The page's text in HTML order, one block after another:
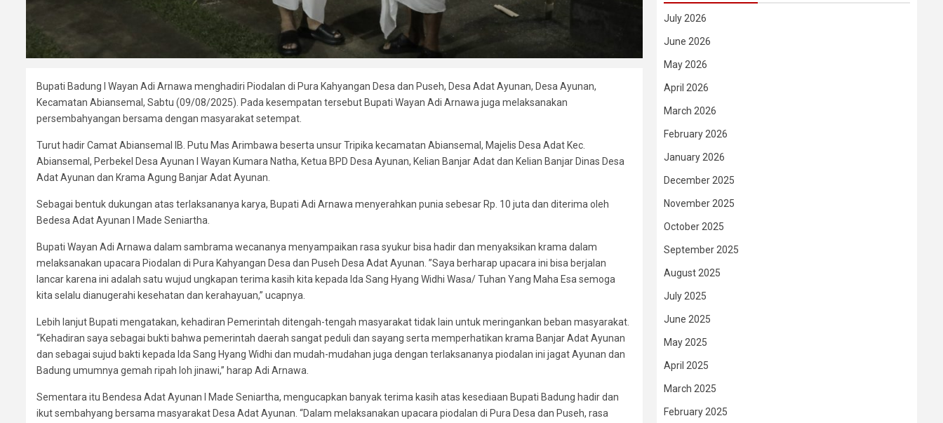
Bupati Badung I Wayan Adi Arnawa menghadiri Piodalan di Pura Kahyangan Desa dan Puseh, Desa Adat Ayunan, Desa Ayunan,
Kecamatan Abiansemal, Sabtu (09/08/2025). Pada kesempatan tersebut Bupati Wayan Adi Arnawa juga melaksanakan
persembahyangan bersama dengan masyarakat setempat.
Turut hadir Camat Abiansemal IB. Putu Mas Arimbawa beserta unsur Tripika kecamatan Abiansemal, Majelis Desa Adat Kec.
Abiansemal, Perbekel Desa Ayunan I Wayan Kumara Natha, Ketua BPD Desa Ayunan, Kelian Banjar Adat dan Kelian Banjar Dinas Desa
Adat Ayunan dan Krama Agung Banjar Adat Ayunan.
Sebagai bentuk dukungan atas terlaksananya karya, Bupati Adi Arnawa menyerahkan punia sebesar Rp. 10 juta dan diterima oleh
Bedesa Adat Ayunan I Made Seniartha.
Bupati Wayan Adi Arnawa dalam sambrama wecananya menyampaikan rasa syukur bisa hadir dan menyaksikan krama dalam
melaksanakan upacara Piodalan di Pura Kahyangan Desa dan Puseh Desa Adat Ayunan. ”Saya berharap upacara ini bisa berjalan
lancar karena ini adalah satu wujud ungkapan terima kasih kita kepada Ida Sang Hyang Widhi Wasa/ Tuhan Yang Maha Esa semoga
kita selalu dianugerahi kesehatan dan kerahayuan,” ucapnya.
Lebih lanjut Bupati mengatakan, kehadiran Pemerintah ditengah-tengah masyarakat tidak lain untuk meringankan beban masyarakat.
“Kehadiran saya sebagai bukti bahwa pemerintah daerah sangat peduli dan sayang serta memperhatikan krama Banjar Adat Ayunan
dan sebagai sujud bakti kepada Ida Sang Hyang Widhi dan mudah-mudahan juga dengan terlaksananya piodalan ini jagat Ayunan dan
Badung umumnya gemah ripah loh jinawi,” harap Adi Arnawa.
Sementara itu Bendesa Adat Ayunan I Made Seniartha, mengucapkan banyak terima kasih atas kesediaan Bupati Badung hadir dan
ikut sembahyang bersama masyarakat Desa Adat Ayunan. “Dalam melaksanakan upacara piodalan di Pura Desa dan Puseh, rasa
July 2026
June 2026
May 2026
April 2026
March 2026
February 2026
January 2026
December 2025
November 2025
October 2025
September 2025
August 2025
July 2025
June 2025
May 2025
April 2025
March 2025
February 2025